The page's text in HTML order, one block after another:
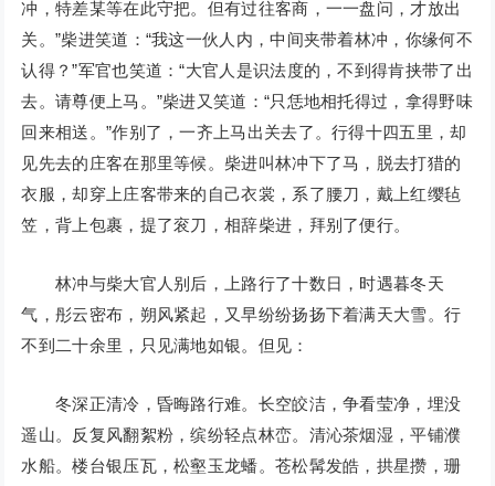
冲，特差某等在此守把。但有过往客商，一一盘问，才放出
关。”柴进笑道：“我这一伙人内，中间夹带着林冲，你缘何不
认得？”军官也笑道：“大官人是识法度的，不到得肯挟带了出
去。请尊便上马。”柴进又笑道：“只恁地相托得过，拿得野味
回来相送。”作别了，一齐上马出关去了。行得十四五里，却
见先去的庄客在那里等候。柴进叫林冲下了马，脱去打猎的
衣服，却穿上庄客带来的自己衣裳，系了腰刀，戴上红缨毡
笠，背上包裹，提了衮刀，相辞柴进，拜别了便行。
林冲与柴大官人别后，上路行了十数日，时遇暮冬天
气，彤云密布，朔风紧起，又早纷纷扬扬下着满天大雪。行
不到二十余里，只见满地如银。但见：
冬深正清冷，昏晦路行难。长空皎洁，争看莹净，埋没
遥山。反复风翻絮粉，缤纷轻点林峦。清沁茶烟湿，平铺濮
水船。楼台银压瓦，松壑玉龙蟠。苍松髯发皓，拱星攒，珊